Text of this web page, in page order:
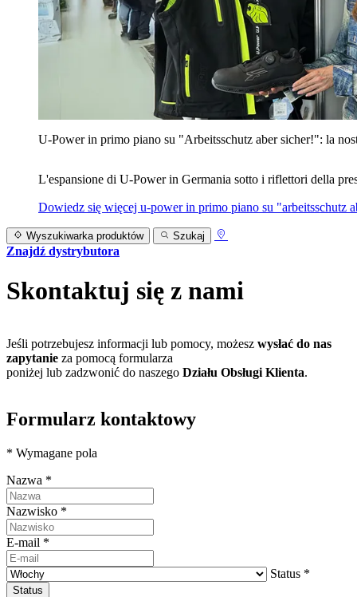
U‑Power in primo piano su "Arbeitsschutz aber sicher!": la
L'espansione di U‑Power in Germania sotto i riflettori della
Dowiedz się więcej u‑power in primo piano su "arbeitsschutz
Wyszukiwarka produktów Szukaj
Znajdź dystrybutora
Skontaktuj się z nami
Jeśli potrzebujesz informacji lub pomocy, możesz wysłać do nas
zapytanie za pomocą formularza
poniżej lub zadzwonić do naszego Działu Obsługi Klienta.
Formularz kontaktowy
* Wymagane pola
Nazwa *
Nazwisko *
E-mail *
Status *
Status